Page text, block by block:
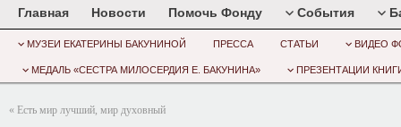
Главная Новости Помочь Фонду События
МУЗЕИ ЕКАТЕРИНЫ БАКУНИНОЙ ПРЕССА СТАТЬИ ВИДЕО
МЕДАЛЬ «СЕСТРА МИЛОСЕРДИЯ Е. БАКУНИНА» ПРЕЗЕНТАЦИИ
« Есть мир лучший, мир духовный